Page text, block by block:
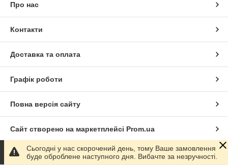
Про нас
Контакти
Доставка та оплата
Графік роботи
Повна версія сайту
Сайт створено на маркетплейсі Prom.ua
Політика конфіденційності
Сьогодні у нас скорочений день, тому Ваше замовлення
буде оброблене наступного дня. Вибачте за незручності.